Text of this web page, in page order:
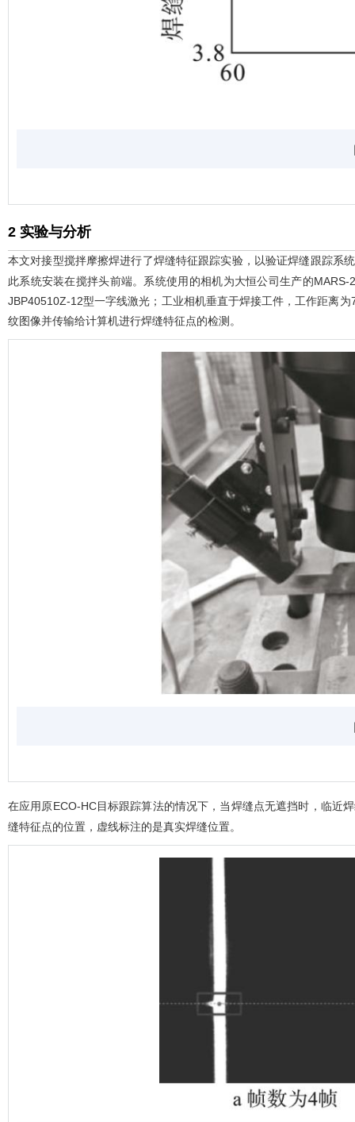
2 实验与分析
本文对接型搅拌摩擦焊进行了焊缝特征跟踪实验，以验证焊缝跟踪系
此系统安装在搅拌头前端。系统使用的相机为大恒公司生产的
JBP40510Z-12型一字线激光；工业相机垂直于焊接工件，工作距离
纹图像并传输给计算机进行焊缝特征点的检测。
在应用原ECO-HC目标跟踪算法的情况下，当焊缝点无遮挡时，临近
缝特征点的位置，虚线标注的是真实焊缝位置。